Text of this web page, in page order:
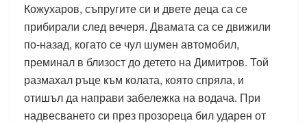
Кожухаров, съпругите си и двете деца са се
прибирали след вечеря. Двамата са се движили
по-назад, когато се чул шумен автомобил,
преминал в близост до детето на Димитров. Той
размахал ръце към колата, която спряла, и
отишъл да направи забележка на водача. При
надвесването си през прозореца бил ударен от